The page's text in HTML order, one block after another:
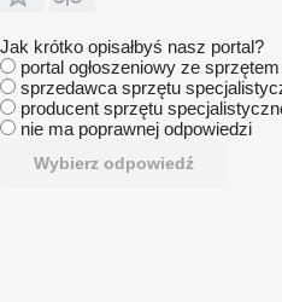
Jak krótko opisałbyś nasz portal?
portal ogłoszeniowy ze
sprzedawca sprzętu
producent sprzętu
nie ma poprawnej odpowiedzi
Wybierz odpowiedź